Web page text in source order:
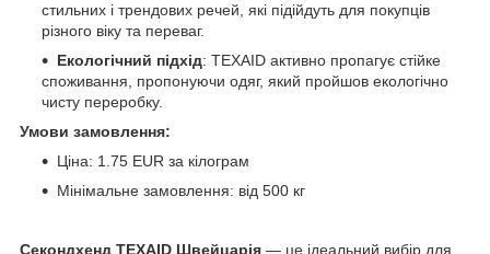
стильних і трендових речей, які підійдуть для покупців
різного віку та переваг.
Екологічний підхід: TEXAID активно пропагує стійке
споживання, пропонуючи одяг, який пройшов екологічно
чисту переробку.
Умови замовлення:
Ціна: 1.75 EUR за кілограм
Мінімальне замовлення: від 500 кг
Секондхенд TEXAID Швейцарія — це ідеальний вибір для